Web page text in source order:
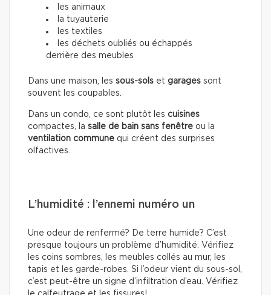
les animaux
la tuyauterie
les textiles
les déchets oubliés ou échappés
derrière des meubles
Dans une maison, les sous-sols et garages sont
souvent les coupables.
Dans un condo, ce sont plutôt les cuisines
compactes, la salle de bain sans fenêtre ou la
ventilation commune qui créent des surprises
olfactives.
L’humidité : l’ennemi numéro un
Une odeur de renfermé? De terre humide? C’est
presque toujours un problème d’humidité. Vérifiez
les coins sombres, les meubles collés au mur, les
tapis et les garde-robes. Si l’odeur vient du sous-sol,
c’est peut-être un signe d’infiltration d’eau. Vérifiez